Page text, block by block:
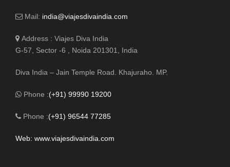
Mail: india@viajesdivaindia.com
Address : Viajes Diva India
G-57, Sector -6 , Noida 201301, India
Diva India – Jain Temple Road. Khajuraho. MP.
Phone :(+91) 99990 19200
Phone :(+91) 96544 77285
Web: www.viajesdivaindia.com